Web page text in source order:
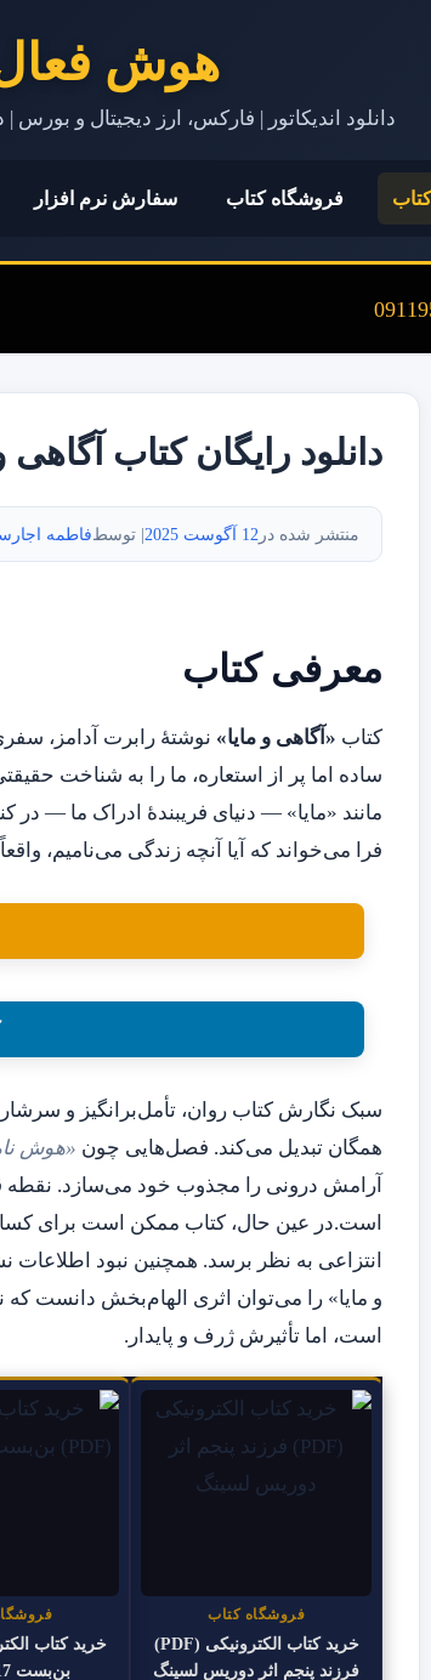
هوش
دانلود اندیکاتور | فارکس، ارز دیجیتال و بورس |
کتاب فروشگاه کتاب سفارش نرم افزار
دانلود رایگان کتاب آگاهی
منتشر شده در 12 آگوست 2025 | توسطفاطمه
معرفی کتاب
کتاب «آگاهی و مایا» نوشتهٔ رابرت آدامز،
ساده اما پر از استعاره، ما را به شناخت
مانند «مایا» — دنیای فریبندهٔ ادراک ما —
فرا می‌خواند که آیا آنچه زندگی می‌نامیم،
سبک نگارش کتاب روان، تأمل‌برانگیز و
همگان تبدیل می‌کند. فصل‌هایی چون «هوش
آرامش درونی را مجذوب خود می‌سازد. نقطه
است.در عین حال، کتاب ممکن است برای
انتزاعی به نظر برسد. همچنین نبود
و مایا» را می‌توان اثری الهام‌بخش دانست
است، اما تأثیرش ژرف و پایدار.
فروشگاه کتاب
خرید کتاب الکترونیکی (PDF)
فرزند پنجم اثر دوریس لسینگ
بن‌بست 17 اثر پگاه